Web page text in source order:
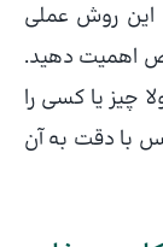
این روش عملی
اهمیت دهید.
چیز یا کسی را
با دقت به آن